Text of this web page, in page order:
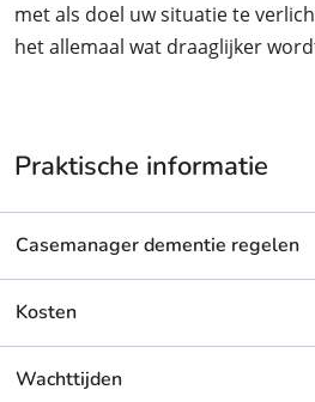
met als doel uw situatie te
het allemaal wat draaglijker
Praktische informatie
Casemanager dementie regelen
Kosten
Wachttijden